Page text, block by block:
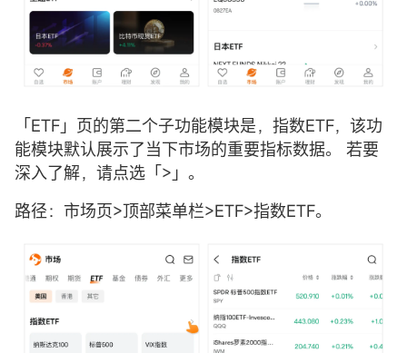
「ETF」页的第二个子功能模块是，指数ETF，该功
能模块默认展示了当下市场的重要指标数据。 若要
深入了解，请点选「>」。
路径：市场页>顶部菜单栏>ETF>指数ETF。